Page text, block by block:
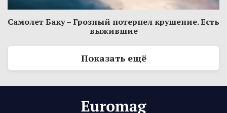
Самолет Баку – Грозный потерпел крушение. Есть
выжившие
Показать ещё